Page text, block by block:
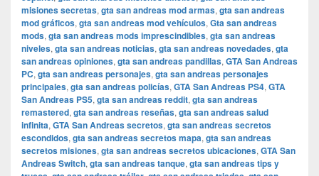
misiones secretas, gta san andreas mod armas, gta san andreas
mod gráficos, gta san andreas mod vehículos, Gta san andreas
mods, gta san andreas mods imprescindibles, gta san andreas
niveles, gta san andreas noticias, gta san andreas novedades, gta
san andreas opiniones, gta san andreas pandillas, GTA San Andreas
PC, gta san andreas personajes, gta san andreas personajes
principales, gta san andreas policías, GTA San Andreas PS4, GTA
San Andreas PS5, gta san andreas reddit, gta san andreas
remastered, gta san andreas reseñas, gta san andreas salud
infinita, GTA San Andreas secretos, gta san andreas secretos
escondidos, gta san andreas secretos mapa, gta san andreas
secretos misiones, gta san andreas secretos ubicaciones, GTA San
Andreas Switch, gta san andreas tanque, gta san andreas tips y